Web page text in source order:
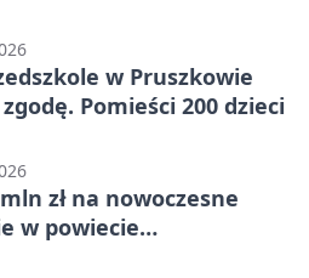
w Pruszkowie
Pomieści 200 dzieci
zł na nowoczesne
w powiecie